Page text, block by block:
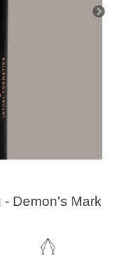
- Demon's Mark